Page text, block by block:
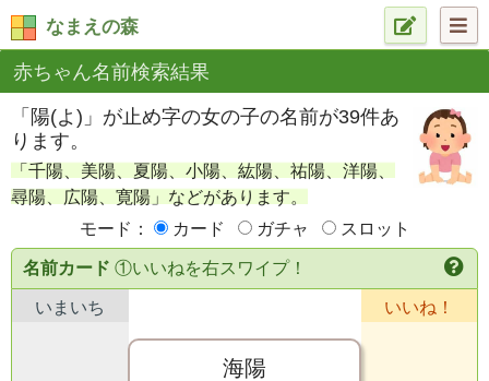
なまえの森
赤ちゃん名前検索結果
「陽(よ)」が止め字の女の子の名前が39件あ
ります。
「千陽、美陽、夏陽、小陽、紘陽、祐陽、洋陽、
尋陽、広陽、寛陽」などがあります。
モード：
カード ガチャ スロット
名前カード ①いいねを右スワイプ！
いまいち
海陽
いいね！